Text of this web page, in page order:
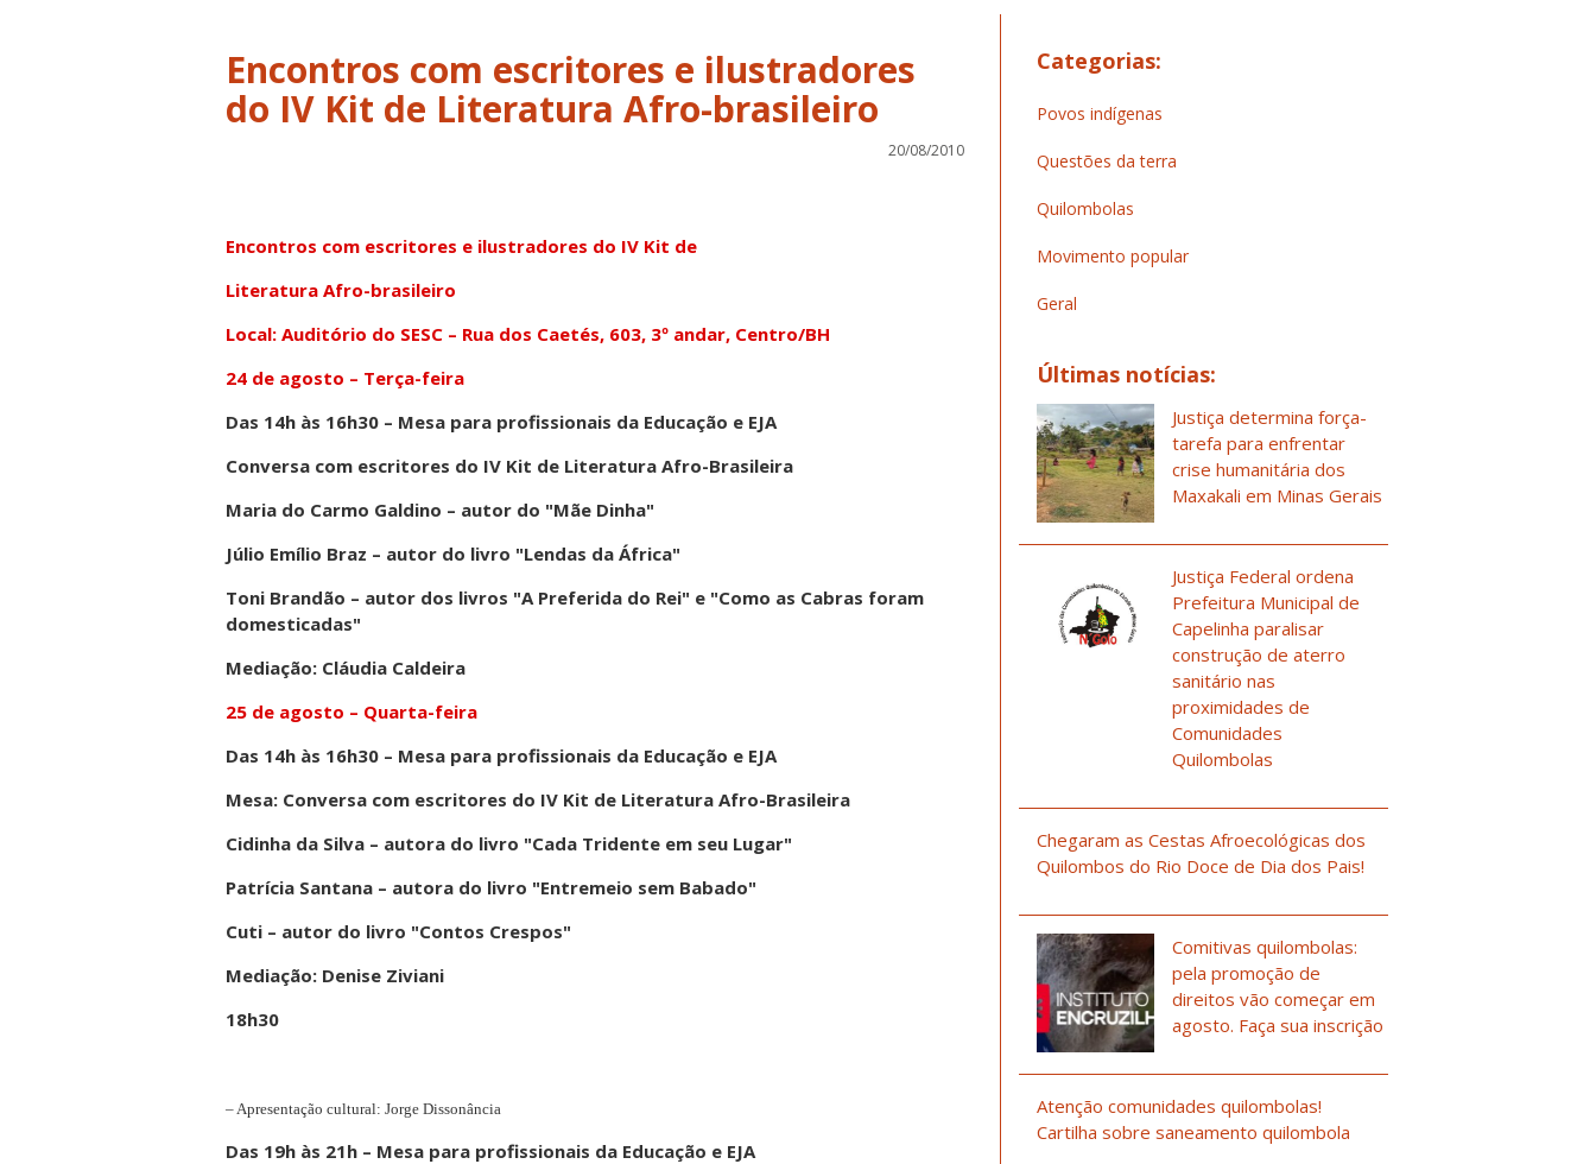
Encontros com escritores e ilustradores
do IV Kit de Literatura Afro-brasileiro
20/08/2010
Encontros com escritores e ilustradores do IV Kit de
Literatura Afro-brasileiro
Local: Auditório do SESC – Rua dos Caetés, 603, 3º andar, Centro/BH
24 de agosto – Terça-feira
Das 14h às 16h30 – Mesa para profissionais da Educação e EJA
Conversa com escritores do IV Kit de Literatura Afro-Brasileira
Maria do Carmo Galdino – autor do "Mãe Dinha"
Júlio Emílio Braz – autor do livro "Lendas da África"
Toni Brandão – autor dos livros "A Preferida do Rei" e "Como as Cabras foram
domesticadas"
Mediação: Cláudia Caldeira
25 de agosto – Quarta-feira
Das 14h às 16h30 – Mesa para profissionais da Educação e EJA
Mesa: Conversa com escritores do IV Kit de Literatura Afro-Brasileira
Cidinha da Silva – autora do livro "Cada Tridente em seu Lugar"
Patrícia Santana – autora do livro "Entremeio sem Babado"
Cuti – autor do livro "Contos Crespos"
Mediação: Denise Ziviani
18h30
– Apresentação cultural: Jorge Dissonância
Das 19h às 21h – Mesa para profissionais da Educação e EJA
Categorias:
Povos indígenas
Questões da terra
Quilombolas
Movimento popular
Geral
Últimas notícias:
Justiça determina força-
tarefa para enfrentar
crise humanitária dos
Maxakali em Minas Gerais
Justiça Federal ordena
Prefeitura Municipal de
Capelinha paralisar
construção de aterro
sanitário nas
proximidades de
Comunidades
Quilombolas
Chegaram as Cestas Afroecológicas dos
Quilombos do Rio Doce de Dia dos Pais!
Comitivas quilombolas:
pela promoção de
direitos vão começar em
agosto. Faça sua inscrição
Atenção comunidades quilombolas!
Cartilha sobre saneamento quilombola